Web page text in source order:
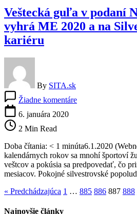
Veštecká guľa v podaní
vyhrá ME 2020 a na
kariéru
By SITA.sk
Žiadne komentáreVeštecká
Pekarík
vyhrá
ME
2020
na
6. januára 2020
2 Min Read
Doba čítania: < 1 minúta6.1.2020
kalendárnych rokov sa mnohí športoví
veštcov a pokúsia sa predpovedať, čo
mesiacov. Pokojné silvestrovské
« Predchádzajúca 1 … 885 886 887 888
Najnovšie články